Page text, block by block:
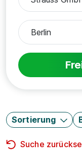
Sortierung
Suche